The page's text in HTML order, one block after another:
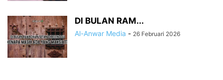
DI BULAN RAM...
Al-Anwar Media - 26 Februari 2026